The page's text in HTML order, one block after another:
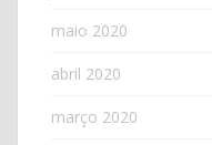
maio 2020
abril 2020
março 2020